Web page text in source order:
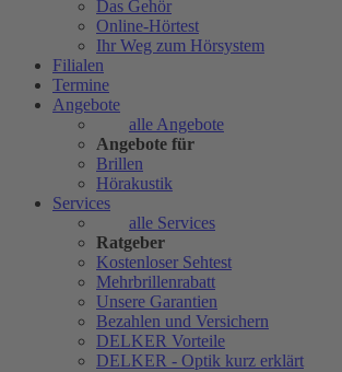
Das Gehör
Online-Hörtest
Ihr Weg zum Hörsystem
Filialen
Termine
Angebote
alle Angebote
Angebote für
Brillen
Hörakustik
Services
alle Services
Ratgeber
Kostenloser Sehtest
Mehrbrillenrabatt
Unsere Garantien
Bezahlen und Versichern
DELKER Vorteile
DELKER - Optik kurz erklärt